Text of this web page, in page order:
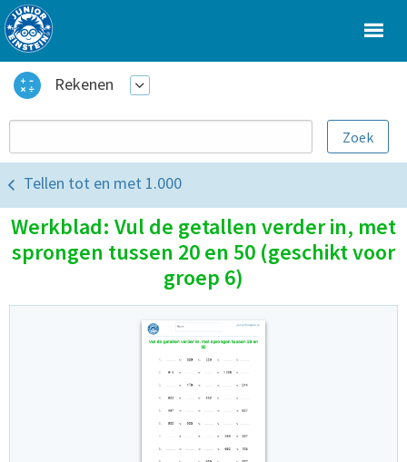
Rekenen
Tellen tot en met 1.000
Werkblad: Vul de getallen verder in, met
sprongen tussen 20 en 50 (geschikt voor
groep 6)